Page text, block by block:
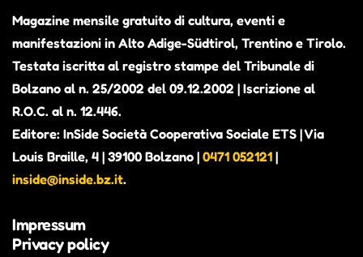
Magazine mensile gratuito di cultura, eventi e
manifestazioni in Alto Adige-Südtirol, Trentino e Tirolo.
Testata iscritta al registro stampe del Tribunale di
Bolzano al n. 25/2002 del 09.12.2002 | Iscrizione al
R.O.C. al n. 12.446.
Editore: InSide Società Cooperativa Sociale ETS | Via
Louis Braille, 4 | 39100 Bolzano | 0471 052121 |
inside@inside.bz.it.
Impressum
Privacy policy